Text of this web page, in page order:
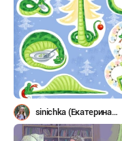
sinichka (Екатерина
Королёва)